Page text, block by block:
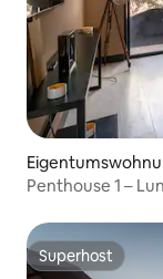
Penthouse 1 –
Superhost
Superhost